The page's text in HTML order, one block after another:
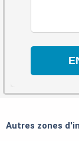
Autres zones